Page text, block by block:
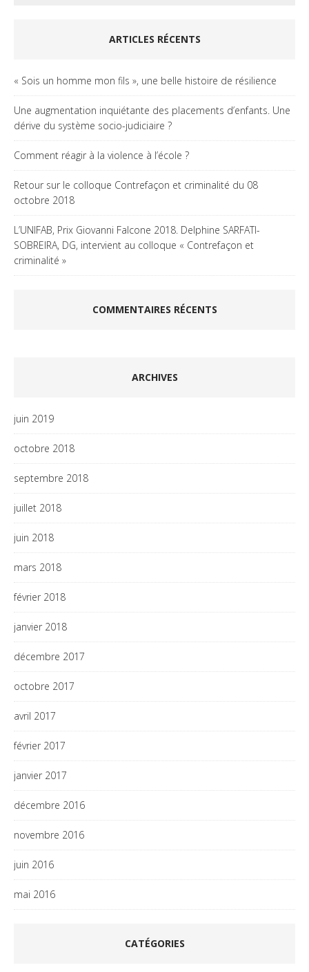
ARTICLES RÉCENTS
« Sois un homme mon fils », une belle histoire de résilience
Une augmentation inquiétante des placements d’enfants. Une
dérive du système socio-judiciaire ?
Comment réagir à la violence à l’école ?
Retour sur le colloque Contrefaçon et criminalité du 08
octobre 2018
L’UNIFAB, Prix Giovanni Falcone 2018. Delphine SARFATI-
SOBREIRA, DG, intervient au colloque « Contrefaçon et
criminalité »
COMMENTAIRES RÉCENTS
ARCHIVES
juin 2019
octobre 2018
septembre 2018
juillet 2018
juin 2018
mars 2018
février 2018
janvier 2018
décembre 2017
octobre 2017
avril 2017
février 2017
janvier 2017
décembre 2016
novembre 2016
juin 2016
mai 2016
CATÉGORIES